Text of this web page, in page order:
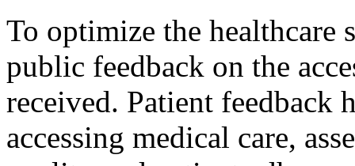
To optimize the healthcare
public feedback on the
received. Patient feedback
accessing medical care,